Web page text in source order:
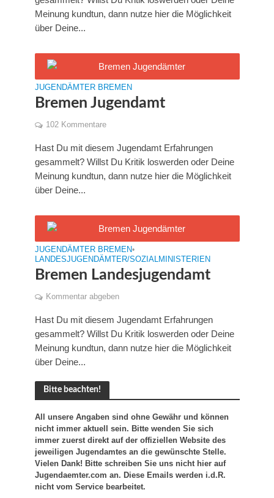
Meinung kundtun, dann nutze hier die Möglichkeit
über Deine...
JUGENDÄMTER BREMEN
Bremen Jugendamt
102 Kommentare
Hast Du mit diesem Jugendamt Erfahrungen
gesammelt? Willst Du Kritik loswerden oder Deine
Meinung kundtun, dann nutze hier die Möglichkeit
über Deine...
JUGENDÄMTER BREMEN•
LANDESJUGENDÄMTER/SOZIALMINISTERIEN
Bremen Landesjugendamt
Kommentar abgeben
Hast Du mit diesem Jugendamt Erfahrungen
gesammelt? Willst Du Kritik loswerden oder Deine
Meinung kundtun, dann nutze hier die Möglichkeit
über Deine...
Bitte beachten!
All unsere Angaben sind ohne Gewähr und können
nicht immer aktuell sein. Bitte wenden Sie sich
immer zuerst direkt auf der offiziellen Website des
jeweiligen Jugendamtes an die gewünschte Stelle.
Vielen Dank! Bitte schreiben Sie uns nicht hier auf
Jugendaemter.com an. Diese Emails werden i.d.R.
nicht vom Service bearbeitet.